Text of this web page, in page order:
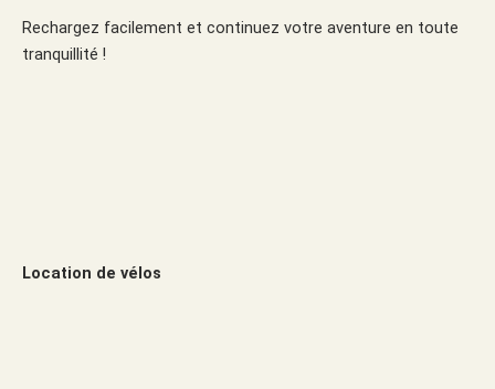
Rechargez facilement et continuez votre aventure en toute
tranquillité !
Location de vélos